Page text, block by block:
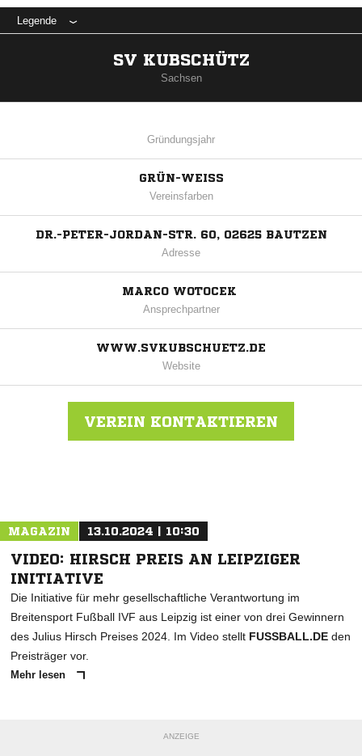
Legende
SV KUBSCHÜTZ
Sachsen
Gründungsjahr
GRÜN-WEISS
Vereinsfarben
DR.-PETER-JORDAN-STR. 60, 02625 BAUTZEN
Adresse
MARCO WOTOCEK
Ansprechpartner
WWW.SVKUBSCHUETZ.DE
Website
VEREIN KONTAKTIEREN
MAGAZIN 13.10.2024 | 10:30
VIDEO: HIRSCH PREIS AN LEIPZIGER
INITIATIVE
Die Initiative für mehr gesellschaftliche Verantwortung im
Breitensport Fußball IVF aus Leipzig ist einer von drei Gewinnern
des Julius Hirsch Preises 2024. Im Video stellt FUSSBALL.DE den
Preisträger vor.
Mehr lesen
ANZEIGE